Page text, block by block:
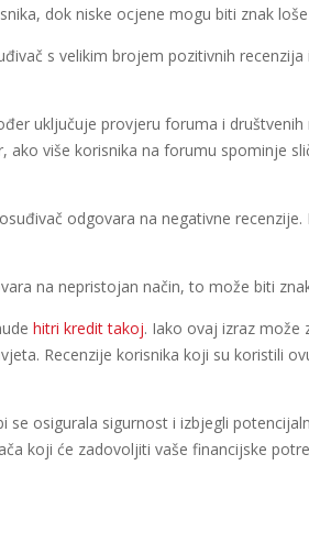
dok niske ocjene mogu biti znak
s velikim brojem pozitivnih
uključuje provjeru foruma i
više korisnika na forumu spominje
odgovara na negativne
na nepristojan način, to može biti
hitri kredit takoj. Iako ovaj izraz može
Recenzije korisnika koji su koristili
se osigurala sigurnost i izbjegli
koji će zadovoljiti vaše financijske